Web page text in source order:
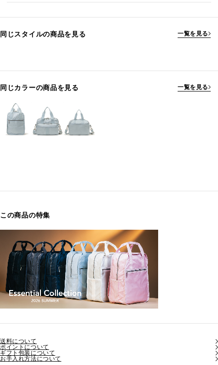
同じスタイルの商品を見る 一覧を見る
同じカラーの商品を見る 一覧を見る
この商品の特集
送料について
ポイントについて
ギフト包装について
お手入れ方法について